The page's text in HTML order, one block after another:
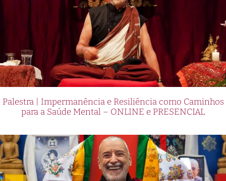
Palestra | Impermanência e Resiliência como Caminhos
para a Saúde Mental – ONLINE e PRESENCIAL